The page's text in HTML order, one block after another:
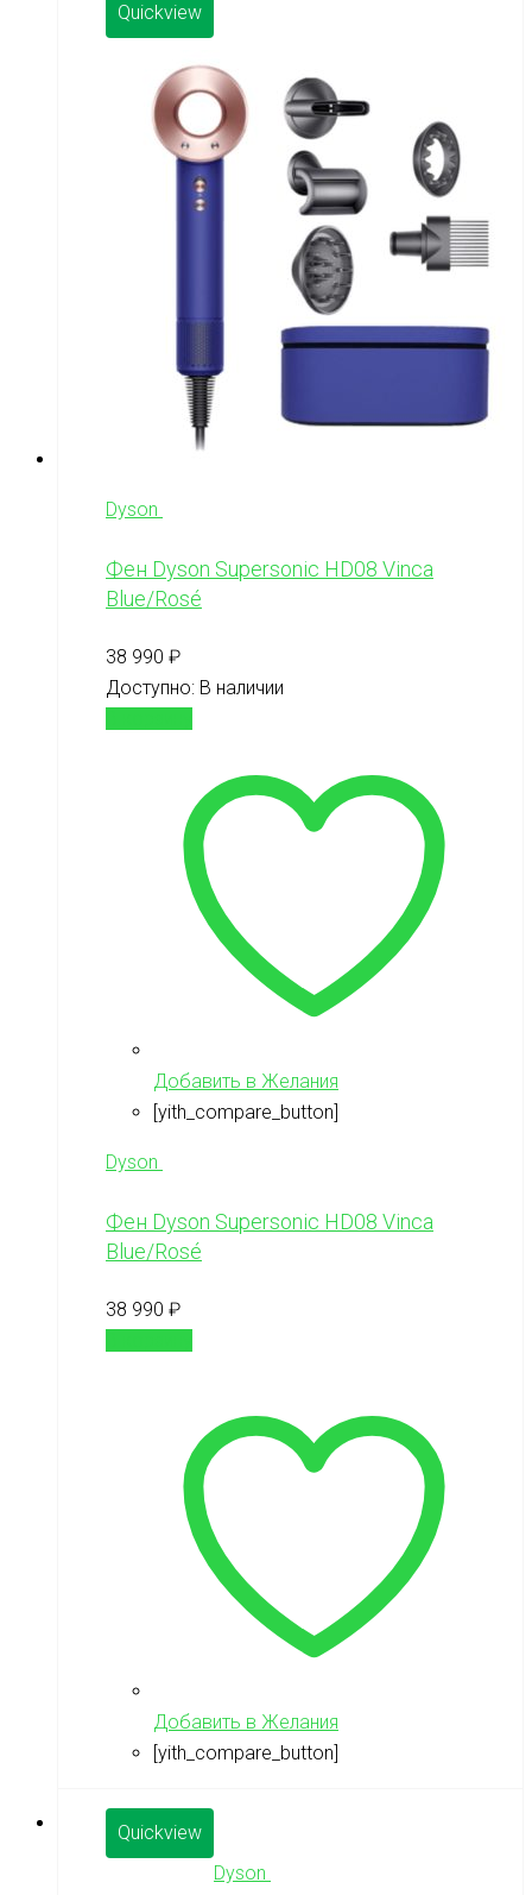
Quickview
Dyson
Фен Dyson Supersonic HD08 Vinca
Blue/Rosé
38 990 ₽
Доступно: В наличии
Добавить в Желания
[yith_compare_button]
Dyson
Фен Dyson Supersonic HD08 Vinca
Blue/Rosé
38 990 ₽
Добавить в Желания
[yith_compare_button]
Quickview
Dyson